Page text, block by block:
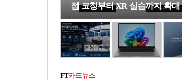
접 코칭부터 XR 실습까지 확대
FT카드뉴스